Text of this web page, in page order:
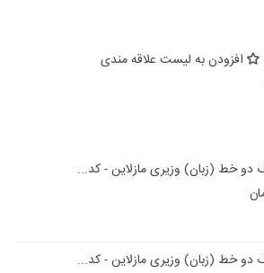
افزودن به لیست علاقه مندی